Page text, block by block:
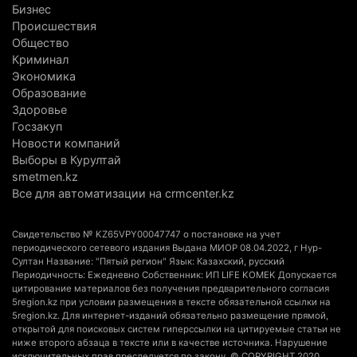
трагедии
5 августа 2026 г. 09:17
В Алматинской области запустят производство
катеров для Formula-1 H2O и откроют академию
пилотов
5 августа 2026 г. 08:29
В Alatau City Authority назначили нового
директора по коммуникациям
Партия «Әділет» предложила превратить
университеты в центры технологий и новых
рабочих мест
4 августа 2026 г. 15:11 185
В Алматинской области назначили нового
Бизнес
Происшествия
Общество
Криминал
Экономика
Образование
Здоровье
Госзакуп
Новости компаний
Выборы в Курултай
smetmen.kz
Все для автоматизации на crmcenter.kz
Свидетельство № KZ65VPY00047747 о постановке на учет
периодического сетевого издания Выдана МИОР 08.04.2022, г Нур-
Султан Название: "Пятый регион" Язык: Казахский, русский
Периодичность: Ежедневно Собственник: ИП LIFE KOMEK Допускается
цитирование материалов без получения предварительного согласия
5region.kz при условии размещения в тексте обязательной ссылки на
5region.kz. Для интернет-изданий обязательно размещение прямой,
открытой для поисковых систем гиперссылки на цитируемые статьи не
ниже второго абзаца в тексте или в качестве источника. Нарушение